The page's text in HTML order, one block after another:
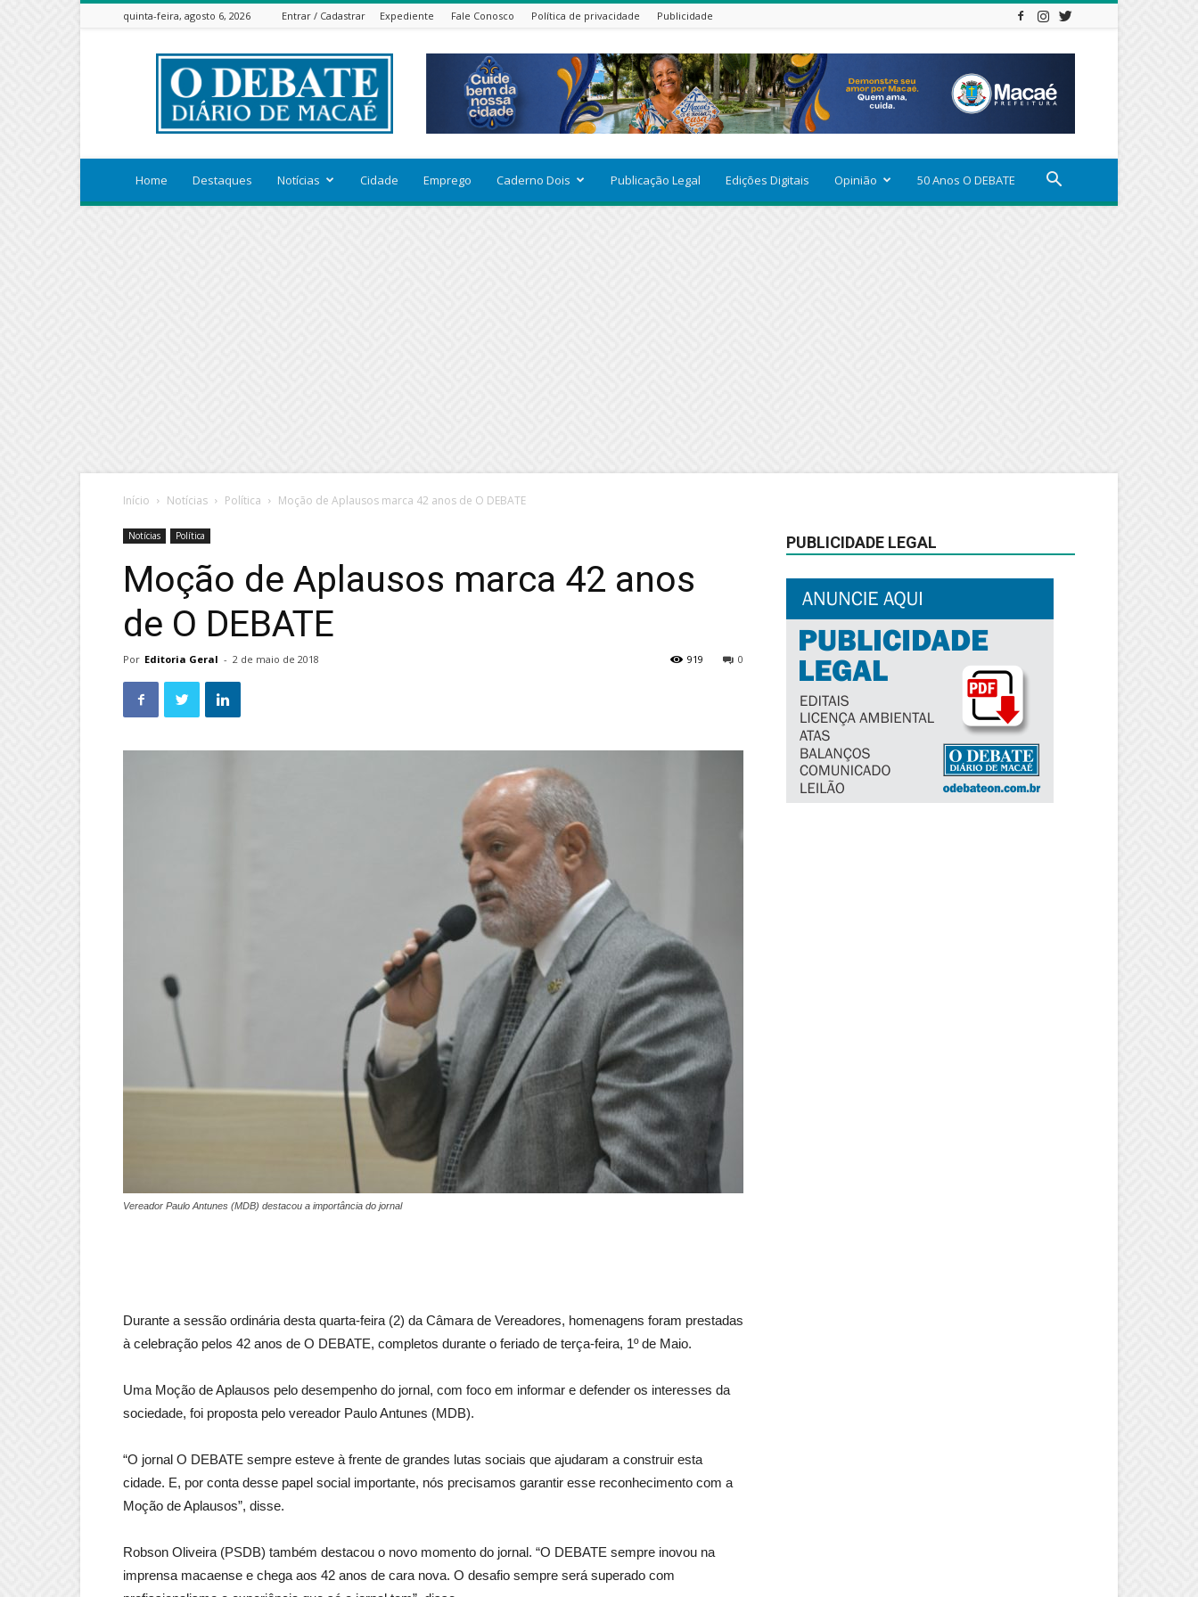
quinta-feira, agosto 6, 2026 Entrar / Cadastrar Expediente Fale Conosco Política de privacidade Publicidade
ODEBATEON
Home Destaques Notícias Cidade Emprego Caderno Dois Publicação Legal Edições Digitais Opinião 50 Anos O DEBATE
Início Notícias Política Moção de Aplausos marca 42 anos de O DEBATE
Notícias Política
Moção de Aplausos marca 42 anos
de O DEBATE
Por Editoria Geral - 2 de maio de 2018 0
919
Vereador Paulo Antunes (MDB) destacou a importância do jornal
Durante a sessão ordinária desta quarta-feira (2) da Câmara de Vereadores, homenagens foram prestadas
à celebração pelos 42 anos de O DEBATE, completos durante o feriado de terça-feira, 1º de Maio.
Uma Moção de Aplausos pelo desempenho do jornal, com foco em informar e defender os interesses da
sociedade, foi proposta pelo vereador Paulo Antunes (MDB).
“O jornal O DEBATE sempre esteve à frente de grandes lutas sociais que ajudaram a construir esta
cidade. E, por conta desse papel social importante, nós precisamos garantir esse reconhecimento com a
Moção de Aplausos”, disse.
Robson Oliveira (PSDB) também destacou o novo momento do jornal. “O DEBATE sempre inovou na
imprensa macaense e chega aos 42 anos de cara nova. O desafio sempre será superado com
PUBLICIDADE LEGAL